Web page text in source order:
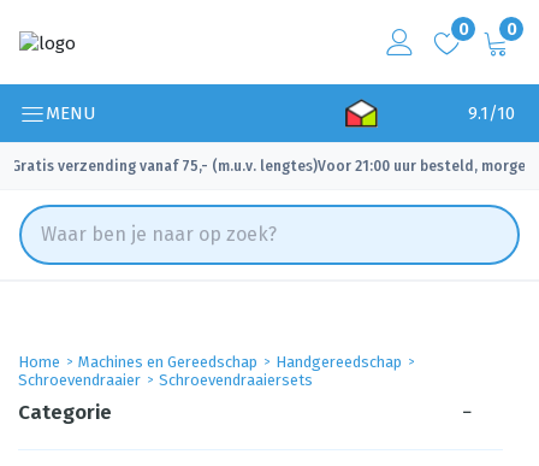
0 0
MENU 9.1/10
Gratis verzending vanaf 75,- (m.u.v. lengtes)
✓ Voor 21:00 uur besteld, morgen
Home Machines en Gereedschap
Handgereedschap
Schroevendraaier
Schroevendraaiersets
Categorie −